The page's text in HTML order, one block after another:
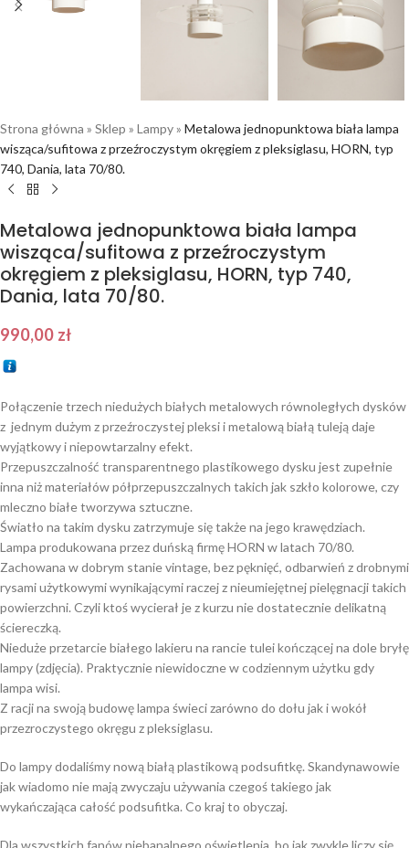
Strona główna » Sklep » Lampy» Metalowa jednopunktowa biała lampa
wisząca/sufitowa z przeźroczystym okręgiem z pleksiglasu, HORN, typ
740, Dania, lata 70/80.
Metalowa jednopunktowa biała lampa
wisząca/sufitowa z przeźroczystym
okręgiem z pleksiglasu, HORN, typ 740,
Dania, lata 70/80.
990,00 zł
Połączenie trzech niedużych białych metalowych równoległych dysków
z jednym dużym z przeźroczystej pleksi i metalową białą tuleją daje
wyjątkowy i niepowtarzalny efekt.
Przepuszczalność transparentnego plastikowego dysku jest zupełnie
inna niż materiałów półprzepuszczalnych takich jak szkło kolorowe, czy
mleczno białe tworzywa sztuczne.
Światło na takim dysku zatrzymuje się także na jego krawędziach.
Lampa produkowana przez duńską firmę HORN w latach 70/80.
Zachowana w dobrym stanie vintage, bez pęknięć, odbarwień z drobnymi
rysami użytkowymi wynikającymi raczej z nieumiejętnej pielęgnacji takich
powierzchni. Czyli ktoś wycierał je z kurzu nie dostatecznie delikatną
ściereczką.
Nieduże przetarcie białego lakieru na rancie tulei kończącej na dole bryłę
lampy (zdjęcia). Praktycznie niewidoczne w codziennym użytku gdy
lampa wisi.
Z racji na swoją budowę lampa świeci zarówno do dołu jak i wokół
przezroczystego okręgu z pleksiglasu.
Do lampy dodaliśmy nową białą plastikową podsufitkę. Skandynawowie
jak wiadomo nie mają zwyczaju używania czegoś takiego jak
wykańczająca całość podsufitka. Co kraj to obyczaj.
Dla wszystkich fanów niebanalnego oświetlenia, bo jak zwykle liczy się